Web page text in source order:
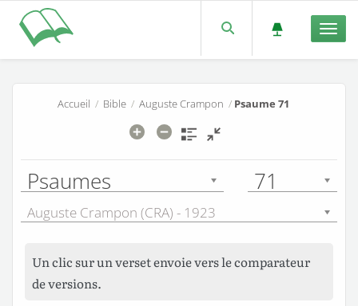
Accueil / Bible /Auguste Crampon / Psaume 71
Psaumes 71
Auguste Crampon (CRA) - 1923
Un clic sur un verset envoie vers le comparateur
de versions.